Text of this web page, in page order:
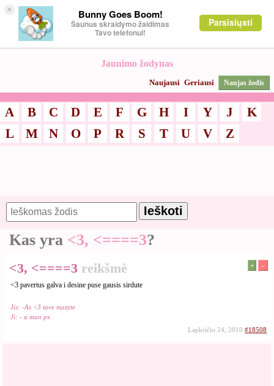
× Bunny Goes Boom!
Šaunus skraidymo žaidimas
Tavo telefonui!
Parsisiųsti
Jaunimo žodynas
Naujausi Geriausi Naujas žodis
A B C D E F G H I Y J
K
L
M N O P R S T U V Z
Kas yra <3, <====3?
<3, <====3 reikšmė + -
<3 pavertus galva i desine puse gausis sirdute
Jis: -As <3 tave mazyte
Ji: - a man px
Lapkričio 24, 2010#18508